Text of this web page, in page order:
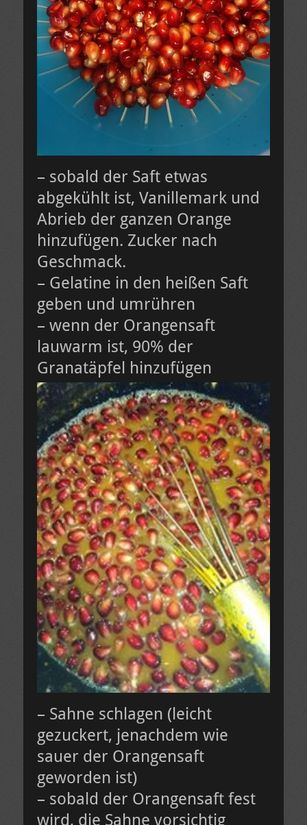
– sobald der Saft etwas
abgekühlt ist, Vanillemark und
Abrieb der ganzen Orange
hinzufügen. Zucker nach
Geschmack.
– Gelatine in den heißen Saft
geben und umrühren
– wenn der Orangensaft
lauwarm ist, 90% der
Granatäpfel hinzufügen
– Sahne schlagen (leicht
gezuckert, jenachdem wie
sauer der Orangensaft
geworden ist)
– sobald der Orangensaft fest
wird, die Sahne vorsichtig